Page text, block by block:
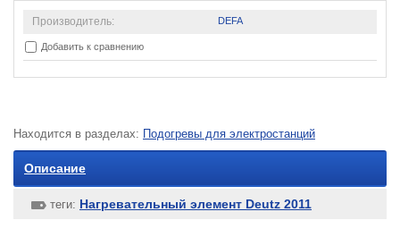
Производитель: DEFA
Добавить к сравнению
Находится в разделах: Подогревы для электростанций
Описание
теги: Нагревательный элемент Deutz 2011